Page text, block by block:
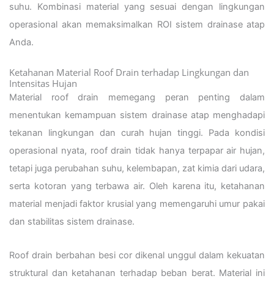
suhu. Kombinasi material yang sesuai dengan lingkungan
operasional akan memaksimalkan ROI sistem drainase atap
Anda.
Ketahanan Material Roof Drain terhadap Lingkungan dan
Intensitas Hujan
Material roof drain memegang peran penting dalam
menentukan kemampuan sistem drainase atap menghadapi
tekanan lingkungan dan curah hujan tinggi. Pada kondisi
operasional nyata, roof drain tidak hanya terpapar air hujan,
tetapi juga perubahan suhu, kelembapan, zat kimia dari udara,
serta kotoran yang terbawa air. Oleh karena itu, ketahanan
material menjadi faktor krusial yang memengaruhi umur pakai
dan stabilitas sistem drainase.
Roof drain berbahan besi cor dikenal unggul dalam kekuatan
struktural dan ketahanan terhadap beban berat. Material ini